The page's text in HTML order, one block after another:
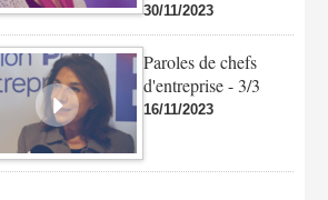
30/11/2023
Paroles de chefs
d'entreprise - 3/3
16/11/2023